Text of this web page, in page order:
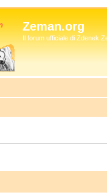
Zeman.org
Il forum ufficiale di Zdenek